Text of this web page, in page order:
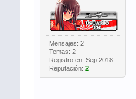
Mensajes: 2
Temas: 2
Registro en: Sep 2018
Reputación: 2